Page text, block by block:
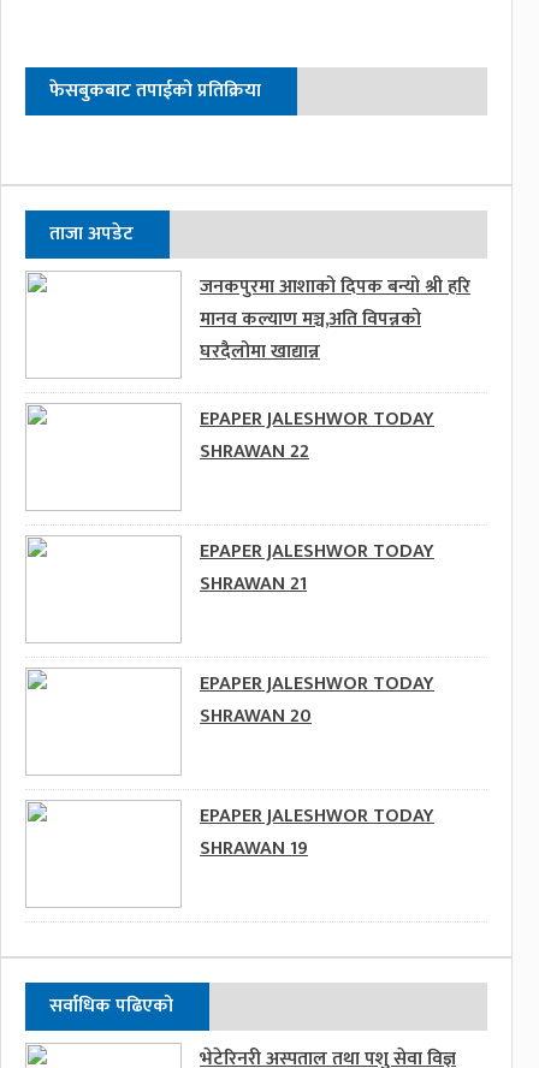
फेसबुकबाट तपाईको प्रतिक्रिया
ताजा अपडेट
जनकपुरमा आशाको दिपक बन्यो श्री हरि
मानव कल्याण मञ्च,अति विपन्नको
घरदैलोमा खाद्यान्न
EPAPER JALESHWOR TODAY
SHRAWAN 22
EPAPER JALESHWOR TODAY
SHRAWAN 21
EPAPER JALESHWOR TODAY
SHRAWAN 20
EPAPER JALESHWOR TODAY
SHRAWAN 19
सर्वाधिक पढिएको
भेटेरिनरी अस्पताल तथा पशु सेवा विज्ञ